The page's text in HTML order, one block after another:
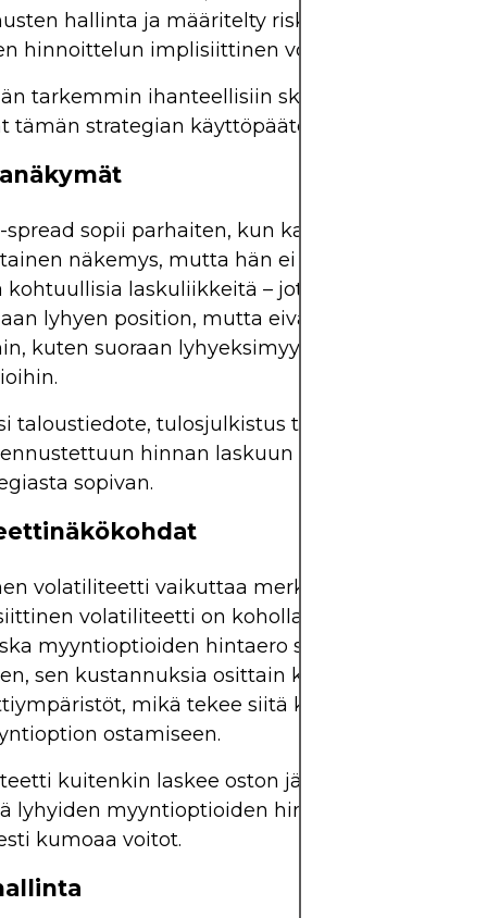
hallinta ja määritelty riski ovat etusijalla
hinnoittelun implisiittinen volatiliteetti on
tarkemmin ihanteellisiin skenaarioihin ja
tämän strategian käyttöpäätökseen.
sopii parhaiten, kun kauppiaalla on
näkemys, mutta hän ei odota voimakasta
kohtuullisia laskuliikkeitä – jotka ovat riittävän
lyhyen position, mutta eivät riitä
kuten suoraan lyhyeksimyyntiin tai pitkiin
taloustiedote, tulosjulkistus tai
hinnan laskuun tietyllä aikavälillä,
sopivan.
volatiliteetti vaikuttaa merkittävästi
volatiliteetti on koholla, optiot ovat
myyntioptioiden hintaero sisältää optioiden
sen kustannuksia osittain kompensoivat
mikä tekee siitä kannattavamman
ostamiseen.
kuitenkin laskee oston jälkeen, se voi
lyhyiden myyntioptioiden hinnoittelua alas,
kumoaa voitot.